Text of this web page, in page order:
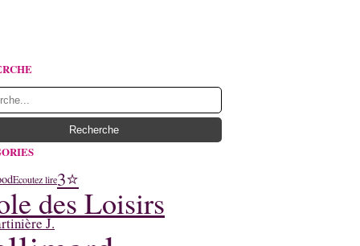
Ecoutez lire3⭐
des Loisirs
J.